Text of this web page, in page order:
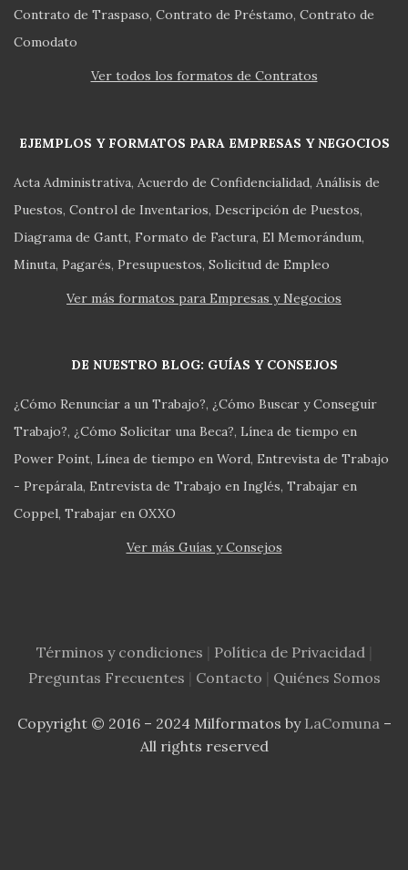
Contrato de Traspaso Contrato de Préstamo Contrato de
Comodato
Ver todos los formatos de Contratos
EJEMPLOS Y FORMATOS PARA EMPRESAS Y NEGOCIOS
Acta Administrativa Acuerdo de Confidencialidad Análisis de
Puestos Control de Inventarios Descripción de Puestos
Diagrama de Gantt Formato de Factura El Memorándum
Minuta Pagarés Presupuestos Solicitud de Empleo
Ver más formatos para Empresas y Negocios
DE NUESTRO BLOG: GUÍAS Y CONSEJOS
¿Cómo Renunciar a un Trabajo? ¿Cómo Buscar y Conseguir
Trabajo? ¿Cómo Solicitar una Beca? Línea de tiempo en
Power Point Línea de tiempo en Word Entrevista de Trabajo
- Prepárala Entrevista de Trabajo en Inglés Trabajar en
Coppel Trabajar en OXXO
Ver más Guías y Consejos
Términos y condiciones Política de Privacidad|
Preguntas Frecuentes
Contacto Quiénes Somos
Copyright © 2016 – 2024 Milformatos by LaComuna–
All rights reserved